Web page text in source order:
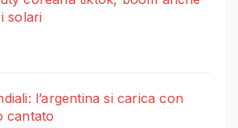
solari
l’argentina si carica con
cantato